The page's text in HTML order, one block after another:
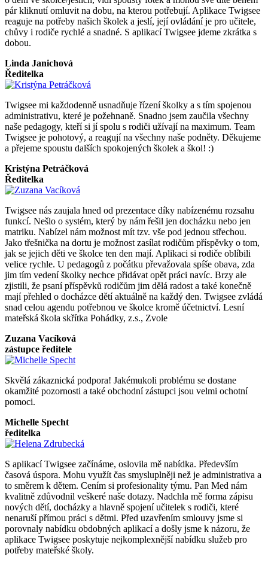
pár kliknutí omluvit na dobu, na kterou potřebují. Aplikace Twigsee
reaguje na potřeby našich školek a jeslí, její ovládání je pro učitele,
chůvy i rodiče rychlé a snadné. S aplikací Twigsee jdeme zkrátka s
dobou.
Linda Janichová
Ředitelka
Twigsee mi každodenně usnadňuje řízení školky a s tím spojenou
administrativu, které je požehnaně. Snadno jsem zaučila všechny
naše pedagogy, kteří si jí spolu s rodiči užívají na maximum. Team
Twigsee je pohotový, a reagují na všechny naše podněty. Děkujeme
a přejeme spoustu dalších spokojených školek a škol! :)
Kristýna Petráčková
Ředitelka
Twigsee nás zaujala hned od prezentace díky nabízenému rozsahu
funkcí. Nešlo o systém, který by nám řešil jen docházku nebo jen
matriku. Nabízel nám možnost mít tzv. vše pod jednou střechou.
Jako třešnička na dortu je možnost zasílat rodičům příspěvky o tom,
jak se jejich děti ve školce ten den mají. Aplikaci si rodiče oblíbili
velice rychle. U pedagogů z počátku převažovala spíše obava, zda
jim tím vedení školky nechce přidávat opět práci navíc. Brzy ale
zjistili, že psaní příspěvků rodičům jim dělá radost a také konečně
mají přehled o docházce dětí aktuálně na každý den. Twigsee zvládá
snad celou agendu potřebnou ve školce kromě účetnictví. Lesní
mateřská škola skřítka Pohádky, z.s., Zvole
Zuzana Vacíková
zástupce ředitele
Skvělá zákaznická podpora! Jakémukoli problému se dostane
okamžité pozornosti a také obchodní zástupci jsou velmi ochotní
pomoci.
Michelle Specht
ředitelka
S aplikací Twigsee začínáme, oslovila mě nabídka. Především
časová úspora. Mohu využít čas smysluplněji než je administrativa a
to směrem k dětem. Cením si profesionality týmu. Pan Med nám
kvalitně zdůvodnil veškeré naše dotazy. Nadchla mě forma zápisu
nových dětí, docházky a hlavně spojení učitelek s rodiči, které
nenaruší přímou práci s dětmi. Před uzavřením smlouvy jsme si
porovnaly nabídku obdobných aplikací a došly jsme k názoru, že
aplikace Twigsee poskytuje nejkomplexnější nabídku služeb pro
potřeby mateřské školy.